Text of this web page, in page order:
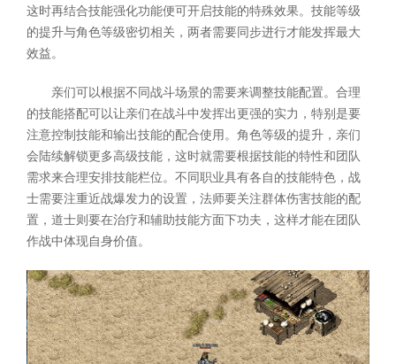
这时再结合技能强化功能便可开启技能的特殊效果。技能等级
的提升与角色等级密切相关，两者需要同步进行才能发挥最大
效益。
亲们可以根据不同战斗场景的需要来调整技能配置。合理
的技能搭配可以让亲们在战斗中发挥出更强的实力，特别是要
注意控制技能和输出技能的配合使用。角色等级的提升，亲们
会陆续解锁更多高级技能，这时就需要根据技能的特性和团队
需求来合理安排技能栏位。不同职业具有各自的技能特色，战
士需要注重近战爆发力的设置，法师要关注群体伤害技能的配
置，道士则要在治疗和辅助技能方面下功夫，这样才能在团队
作战中体现自身价值。